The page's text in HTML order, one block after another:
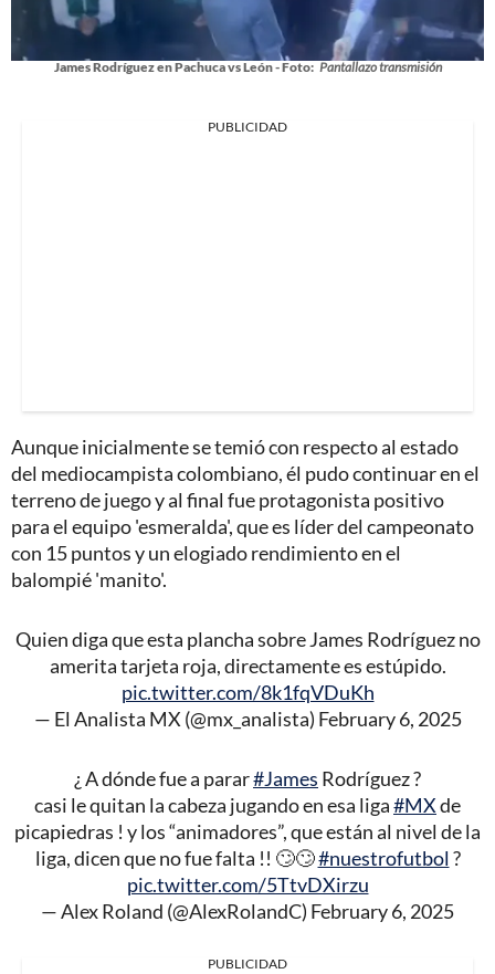
James Rodríguez en Pachuca vs León - Foto: Pantallazo transmisión
PUBLICIDAD
Aunque inicialmente se temió con respecto al estado
del mediocampista colombiano, él pudo continuar en el
terreno de juego y al final fue protagonista positivo
para el equipo 'esmeralda', que es líder del campeonato
con 15 puntos y un elogiado rendimiento en el
balompié 'manito'.
Quien diga que esta plancha sobre James Rodríguez no
amerita tarjeta roja, directamente es estúpido.
pic.twitter.com/8k1fqVDuKh
— El Analista MX (@mx_analista) February 6, 2025
¿ A dónde fue a parar#James Rodríguez ?
casi le quitan la cabeza jugando en esa liga#MXde
picapiedras ! y los “animadores”, que están al nivel de la
liga, dicen que no fue falta !! 🙄🙄#nuestrofutbol?
pic.twitter.com/5TtvDXirzu
— Alex Roland (@AlexRolandC) February 6, 2025
PUBLICIDAD